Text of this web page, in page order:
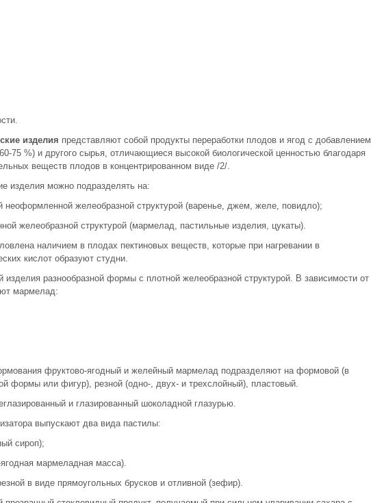
изделия представляют собой продукты переработки плодов и ягод с добавлением
75 %) и другого сырья, отличающиеся высокой биологической ценностью благодаря
веществ плодов в концентрированном виде /2/.
изделия можно подразделять на:
неоформленной желеобразной структурой (варенье, джем, желе, повидло);
желеобразной структурой (мармелад, пастильные изделия, цукаты).
наличием в плодах пектиновых веществ, которые при нагревании в
кислот образуют студни.
разнообразной формы с плотной желеобразной структурой. В зависимости от
мармелад:
фруктово-ягодный и желейный мармелад подразделяют на формовой (в
формы или фигур), резной (одно-, двух- и трехслойный), пластовый.
и глазированный шоколадной глазурью.
выпускают два вида пастилы:
сироп);
мармеладная масса).
в виде прямоугольных брусков и отливной (зефир).